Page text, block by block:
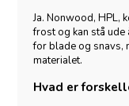
Ja. Nonwood, HPL,
frost og kan stå ude
for blade og snavs,
materialet.
Hvad er